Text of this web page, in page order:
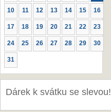
10 11 12 13 14 15 16
17 18 19 20 21 22 23
24 25 26 27 28 29 30
31
Dárek k svátku se slevou!